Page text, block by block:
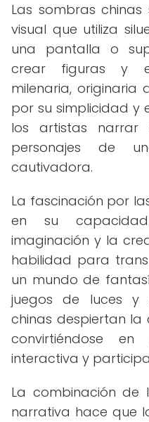
Las sombras
visual que utiliza
una pantalla o
crear figuras y
milenaria, originaria
por su simplicidad y
los artistas narrar
personajes de
cautivadora.
La fascinación por
en su
imaginación y la
habilidad para
un mundo de
juegos de luces y
chinas despiertan la
convirtiéndose
interactiva y
La combinación de
narrativa hace que